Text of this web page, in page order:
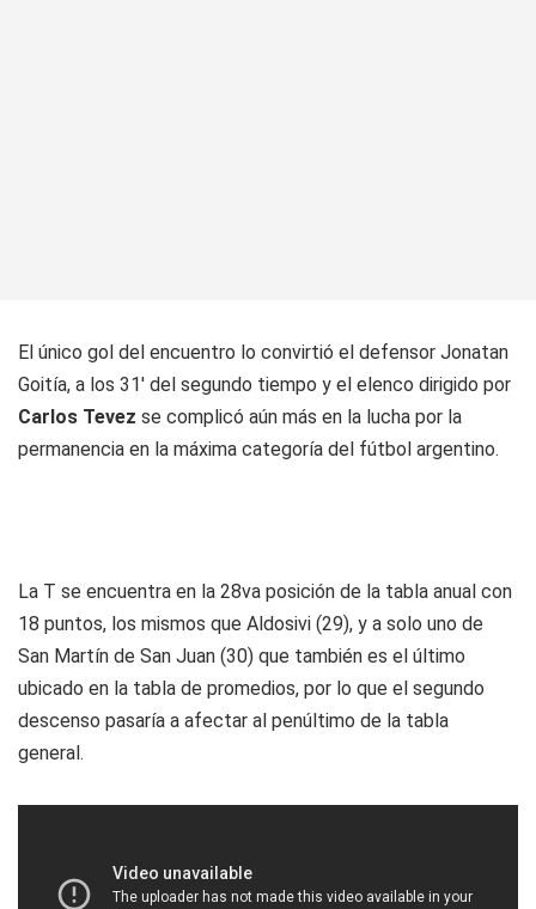
El único gol del encuentro lo convirtió el defensor Jonatan
Goitía, a los 31' del segundo tiempo y el elenco dirigido por
Carlos Tevez se complicó aún más en la lucha por la
permanencia en la máxima categoría del fútbol argentino.
La T se encuentra en la 28va posición de la tabla anual con
18 puntos, los mismos que Aldosivi (29), y a solo uno de
San Martín de San Juan (30) que también es el último
ubicado en la tabla de promedios, por lo que el segundo
descenso pasaría a afectar al penúltimo de la tabla
general.